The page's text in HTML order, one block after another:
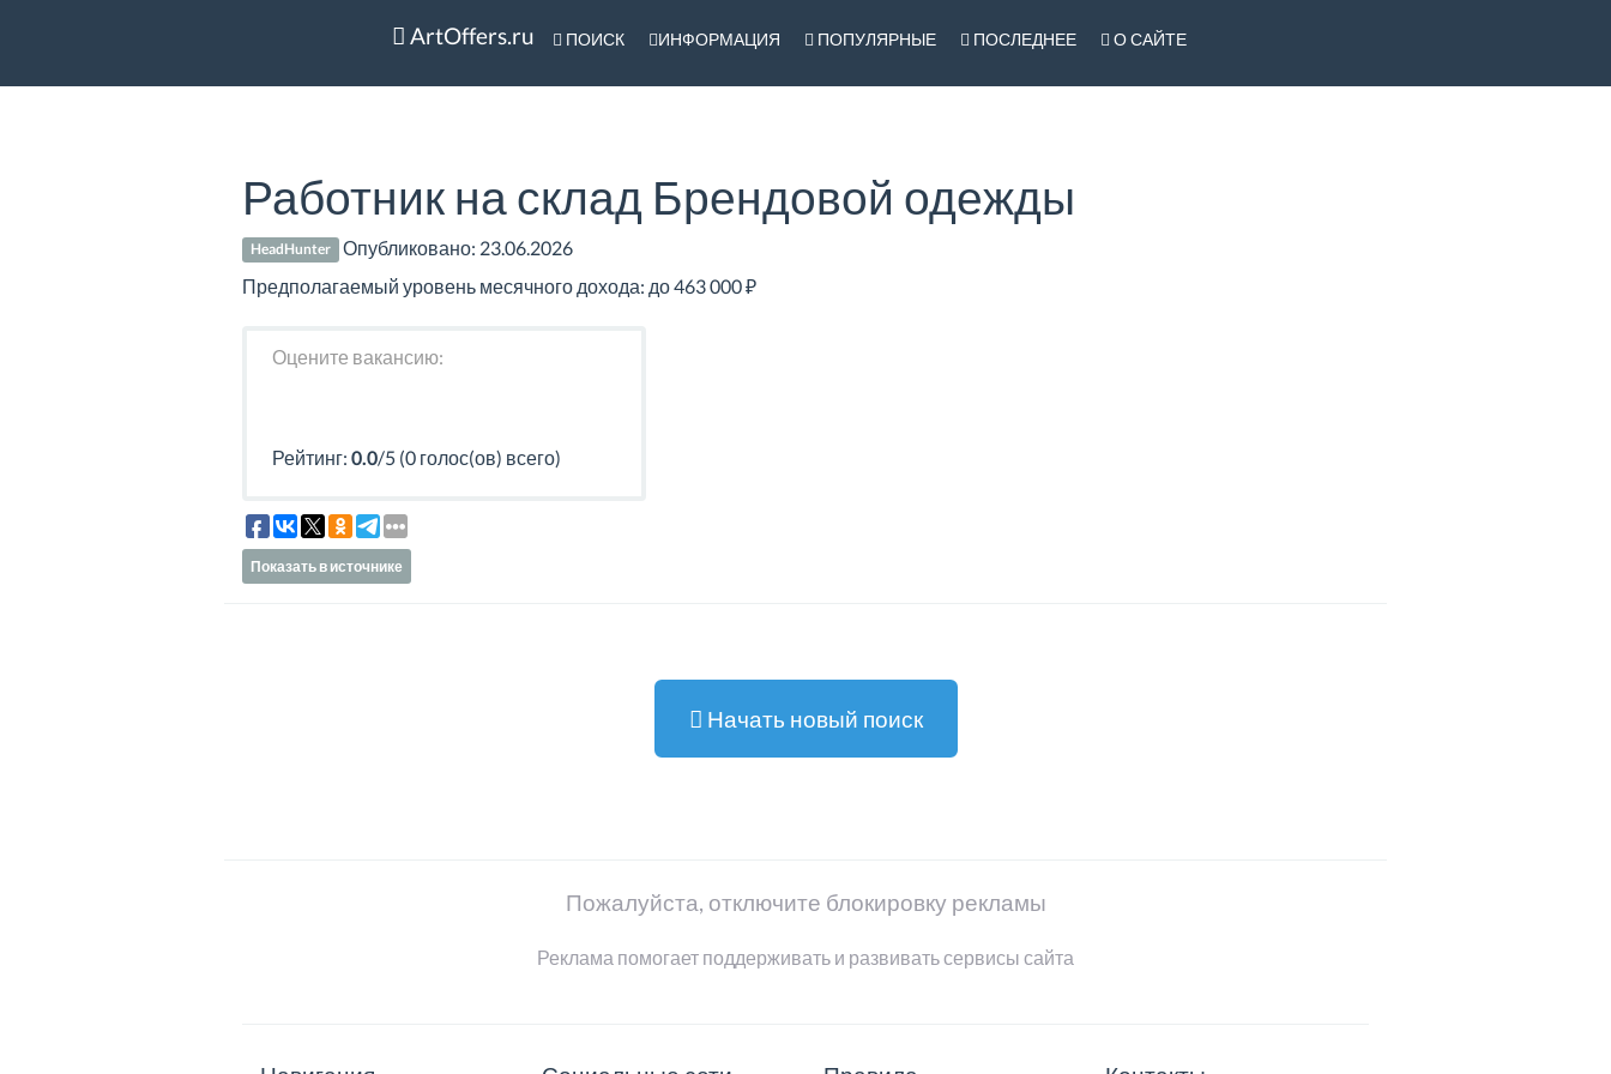
ArtOffers.ru ПОИСК ИНФОРМАЦИЯ ПОПУЛЯРНЫЕ ПОСЛЕДНЕЕ О САЙТЕ
Работник на склад Брендовой одежды
HeadHunter Опубликовано: 23.06.2026
Предполагаемый уровень месячного дохода: до 463 000 ₽
Оцените вакансию:
Рейтинг: 0.0/5 (0 голос(ов) всего)
Показать в источнике
Начать новый поиск
Пожалуйста, отключите блокировку рекламы
Реклама помогает поддерживать и развивать сервисы сайта